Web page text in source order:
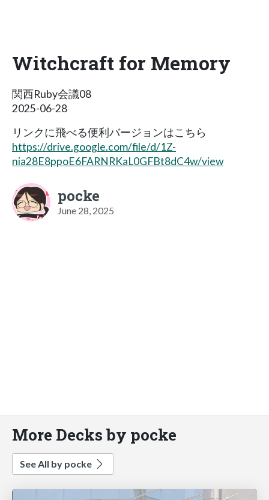
Witchcraft for Memory
関西Ruby会議08
2025-06-28
リンクに飛べる便利バージョンはこちら
https://drive.google.com/file/d/1Z-
nia28E8ppoE6FARNRKaL0GFBt8dC4w/view
pocke
June 28, 2025
More Decks by pocke
See All by pocke